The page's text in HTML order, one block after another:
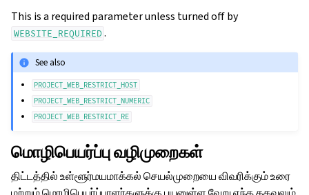
This is a required parameter unless turned off by
WEBSITE_REQUIRED .
See also
PROJECT_WEB_RESTRICT_HOST
PROJECT_WEB_RESTRICT_NUMERIC
PROJECT_WEB_RESTRICT_RE
மொழிபெயர்ப்பு வழிமுறைகள்
திட்டத்தில் உள்ளூர்மயமாக்கல் செயல்முறையை விவரிக்கும் உரை